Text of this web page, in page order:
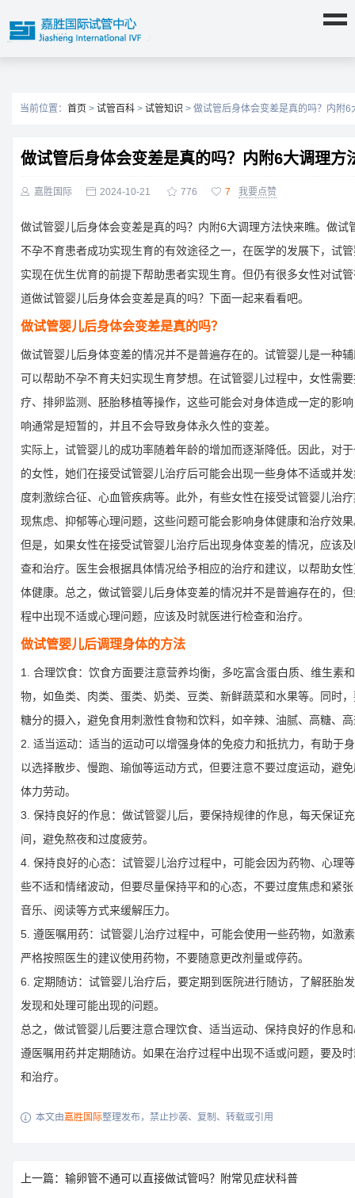
当前位置： 首页 > 试管百科 > 试管知识 > 做试管后身体会变差是真的吗？内附6
做试管后身体会变差是真的吗？内附6大调理方
 嘉胜国际  2024-10-21  776  7 我要点赞
做试管婴儿后身体会变差是真的吗？内附6大调理方法快来瞧。做试
不孕不育患者成功实现生育的有效途径之一，在医学的发展下，试
实现在优生优育的前提下帮助患者实现生育。但仍有很多女性对试
道做试管婴儿后身体会变差是真的吗？下面一起来看看吧。
做试管婴儿后身体会变差是真的吗？
做试管婴儿后身体变差的情况并不是普遍存在的。试管婴儿是一种
可以帮助不孕不育夫妇实现生育梦想。在试管婴儿过程中，女性需
疗、排卵监测、胚胎移植等操作，这些可能会对身体造成一定的影
响通常是短暂的，并且不会导致身体永久性的变差。
实际上，试管婴儿的成功率随着年龄的增加而逐渐降低。因此，对
的女性，她们在接受试管婴儿治疗后可能会出现一些身体不适或并
度刺激综合征、心血管疾病等。此外，有些女性在接受试管婴儿治
现焦虑、抑郁等心理问题，这些问题可能会影响身体健康和治疗效
但是，如果女性在接受试管婴儿治疗后出现身体变差的情况，应该
查和治疗。医生会根据具体情况给予相应的治疗和建议，以帮助女
体健康。总之，做试管婴儿后身体变差的情况并不是普遍存在的，
程中出现不适或心理问题，应该及时就医进行检查和治疗。
做试管婴儿后调理身体的方法
1. 合理饮食：饮食方面要注意营养均衡，多吃富含蛋白质、维生素
物，如鱼类、肉类、蛋类、奶类、豆类、新鲜蔬菜和水果等。同时
糖分的摄入，避免食用刺激性食物和饮料，如辛辣、油腻、高糖、
2. 适当运动：适当的运动可以增强身体的免疫力和抵抗力，有助于
以选择散步、慢跑、瑜伽等运动方式，但要注意不要过度运动，避
体力劳动。
3. 保持良好的作息：做试管婴儿后，要保持规律的作息，每天保证
间，避免熬夜和过度疲劳。
4. 保持良好的心态：试管婴儿治疗过程中，可能会因为药物、心理
些不适和情绪波动，但要尽量保持平和的心态，不要过度焦虑和紧
音乐、阅读等方式来缓解压力。
5. 遵医嘱用药：试管婴儿治疗过程中，可能会使用一些药物，如激
严格按照医生的建议使用药物，不要随意更改剂量或停药。
6. 定期随访：试管婴儿治疗后，要定期到医院进行随访，了解胚胎
发现和处理可能出现的问题。
总之，做试管婴儿后要注意合理饮食、适当运动、保持良好的作息
遵医嘱用药并定期随访。如果在治疗过程中出现不适或问题，要及
和治疗。
 本文由嘉胜国际整理发布，禁止抄袭、复制、转载或引用
上一篇：输卵管不通可以直接做试管吗？附常见症状科普